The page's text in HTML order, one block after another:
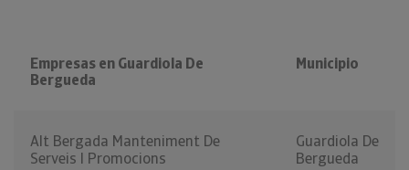
Empresas en Guardiola De
Bergueda
Municipio
Alt Bergada Manteniment De
Serveis I Promocions
Guardiola De
Bergueda